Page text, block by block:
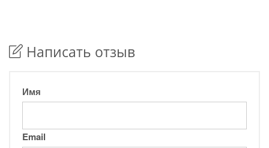
Написать отзыв
Имя
Email